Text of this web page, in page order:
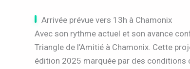
Arrivée prévue vers 13h à Chamonix
Avec son rythme actuel et son avance
Triangle de l’Amitié à Chamonix. Cette
édition 2025 marquée par des conditions